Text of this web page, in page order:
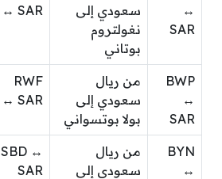
↔
SAR
سعودي إلى
نغولتروم
بوتاني
↔ SAR
BWP
↔
SAR
من ريال
سعودي إلى
بولا بوتسواني
RWF
↔ SAR
BYN
↔
من ريال
سعودي إلى
SBD ↔
SAR